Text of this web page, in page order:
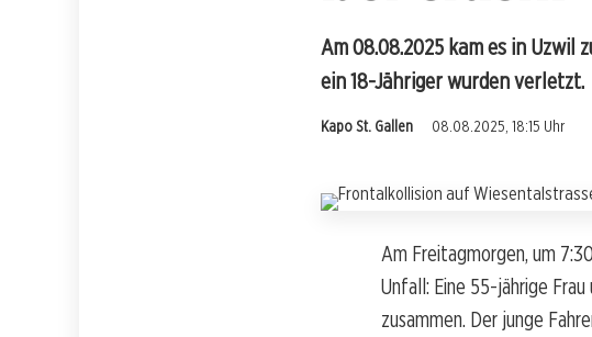
Am 08.08.2025 kam es in Uzwil
ein 18-Jähriger wurden verletzt.
Kapo St. Gallen 08.08.2025, 18:15 Uhr
Am Freitagmorgen, um
Unfall: Eine 55-jährige
zusammen. Der junge